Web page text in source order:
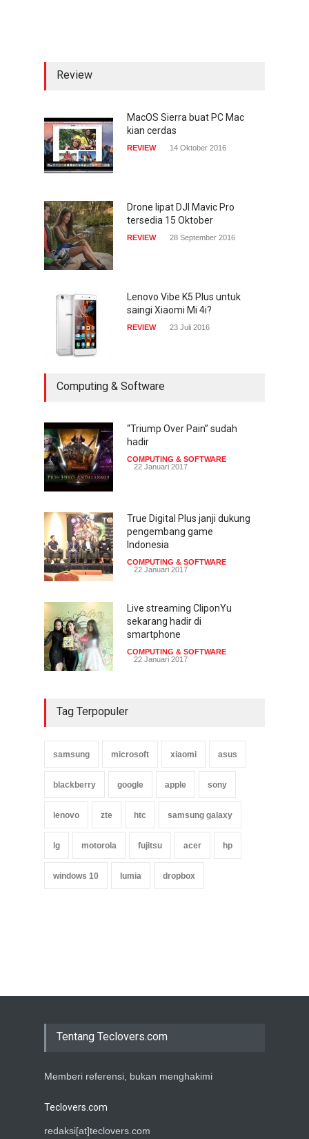
pandangan mata
TECH SPEC
gencar
COMPUTING & SOFTWARE
Review
MacOS Sierra buat PC Mac
kian cerdas
REVIEW 14 Oktober 2016
Drone lipat DJI Mavic Pro
tersedia 15 Oktober
REVIEW 28 September 2016
Lenovo Vibe K5 Plus untuk
saingi Xiaomi Mi 4i?
REVIEW 23 Juli 2016
Computing & Software
“Triump Over Pain” sudah
hadir
COMPUTING & SOFTWARE
22 Januari 2017
True Digital Plus janji dukung
pengembang game
Indonesia
COMPUTING & SOFTWARE
22 Januari 2017
Live streaming CliponYu
sekarang hadir di
smartphone
COMPUTING & SOFTWARE
22 Januari 2017
Tag Terpopuler
samsung microsoft xiaomi asus
blackberry google apple sony
lenovo zte htc samsung galaxy
lg motorola fujitsu acer hp
windows 10 lumia dropbox
Tentang Teclovers.com
Memberi referensi, bukan menghakimi
Teclovers.com
redaksi[at]teclovers.com